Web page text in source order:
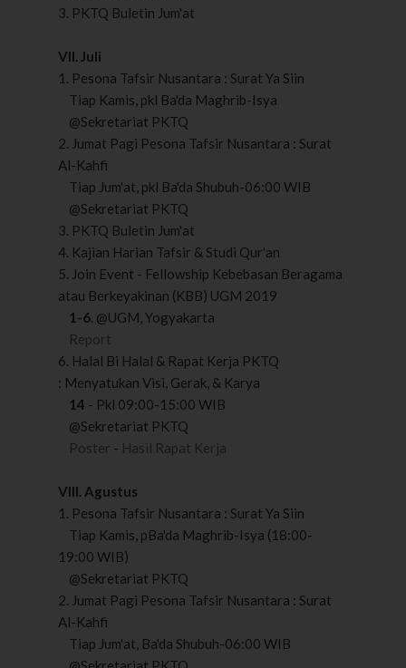
3. PKTQ Buletin Jum'at
VII. Juli
1. Pesona Tafsir Nusantara : Surat Ya Siin
Tiap Kamis, pkl Ba'da Maghrib-Isya
@Sekretariat PKTQ
2. Jumat Pagi Pesona Tafsir Nusantara : Surat
Al-Kahfi
Tiap Jum'at, pkl Ba'da Shubuh-06:00 WIB
@Sekretariat PKTQ
3. PKTQ Buletin Jum'at
4. Kajian Harian Tafsir & Studi Qur'an
5. Join Event - Fellowship Kebebasan Beragama
atau Berkeyakinan (KBB) UGM 2019
1-6 . @UGM, Yogyakarta
Report
6. Halal Bi Halal & Rapat Kerja PKTQ
: Menyatukan Visi, Gerak, & Karya
14 - Pkl 09:00-15:00 WIB
@Sekretariat PKTQ
Poster - Hasil Rapat Kerja
VIII. Agustus
1. Pesona Tafsir Nusantara : Surat Ya Siin
Tiap Kamis, pBa'da Maghrib-Isya (18:00-
19:00 WIB)
@Sekretariat PKTQ
2. Jumat Pagi Pesona Tafsir Nusantara : Surat
Al-Kahfi
Tiap Jum'at, Ba'da Shubuh-06:00 WIB